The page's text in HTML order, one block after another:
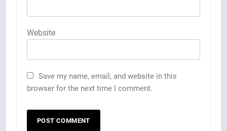
Website
Save my name, email, and website in this
browser for the next time I comment.